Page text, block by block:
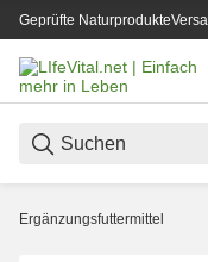
Geprüfte Naturprodukte
Ergänzungsfuttermittel